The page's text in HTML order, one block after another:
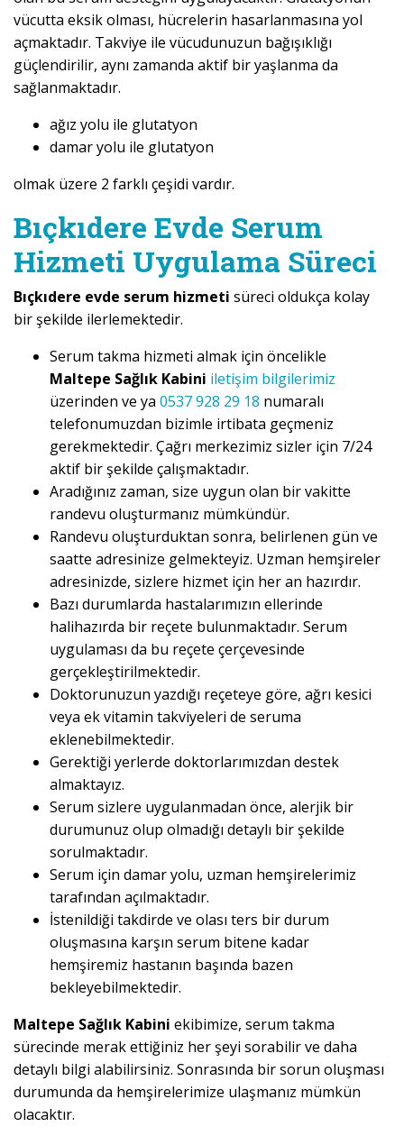
vücutta eksik olması, hücrelerin hasarlanmasına yol
açmaktadır. Takviye ile vücudunuzun bağışıklığı
güçlendirilir, aynı zamanda aktif bir yaşlanma da
sağlanmaktadır.
ağız yolu ile glutatyon
damar yolu ile glutatyon
olmak üzere 2 farklı çeşidi vardır.
Bıçkıdere Evde Serum
Hizmeti Uygulama Süreci
Bıçkıdere evde serum hizmeti süreci oldukça kolay
bir şekilde ilerlemektedir.
Serum takma hizmeti almak için öncelikle
Maltepe Sağlık Kabini iletişim bilgilerimiz
üzerinden ve ya 0537 928 29 18 numaralı
telefonumuzdan bizimle irtibata geçmeniz
gerekmektedir. Çağrı merkezimiz sizler için 7/24
aktif bir şekilde çalışmaktadır.
Aradığınız zaman, size uygun olan bir vakitte
randevu oluşturmanız mümkündür.
Randevu oluşturduktan sonra, belirlenen gün ve
saatte adresinize gelmekteyiz. Uzman hemşireler
adresinizde, sizlere hizmet için her an hazırdır.
Bazı durumlarda hastalarımızın ellerinde
halihazırda bir reçete bulunmaktadır. Serum
uygulaması da bu reçete çerçevesinde
gerçekleştirilmektedir.
Doktorunuzun yazdığı reçeteye göre, ağrı kesici
veya ek vitamin takviyeleri de seruma
eklenebilmektedir.
Gerektiği yerlerde doktorlarımızdan destek
almaktayız.
Serum sizlere uygulanmadan önce, alerjik bir
durumunuz olup olmadığı detaylı bir şekilde
sorulmaktadır.
Serum için damar yolu, uzman hemşirelerimiz
tarafından açılmaktadır.
İstenildiği takdirde ve olası ters bir durum
oluşmasına karşın serum bitene kadar
hemşiremiz hastanın başında bazen
bekleyebilmektedir.
Maltepe Sağlık Kabini ekibimize, serum takma
sürecinde merak ettiğiniz her şeyi sorabilir ve daha
detaylı bilgi alabilirsiniz. Sonrasında bir sorun oluşması
durumunda da hemşirelerimize ulaşmanız mümkün
olacaktır.